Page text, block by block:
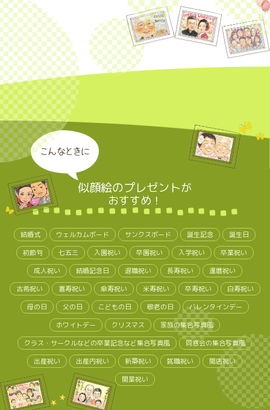
こんなときに
似顔絵のプレゼントが
おすすめ！
結婚式 ウェルカムボード サンクスボード 誕生記念
誕生日
初節句
七五三 入園祝い 卒園祝い 入学祝い
卒業祝い
成人祝い
結婚記念日 退職祝い 長寿祝い
還暦祝い
古希祝い
喜寿祝い 傘寿祝い 米寿祝い 卒寿祝い
白寿祝い
母の日
父の日 こどもの日 敬老の日
バレンタインデー
ホワイトデー
クリスマス
家族の集合写真風
クラス・サークルなどの卒業記念など集合写真風
同窓会の集合写真風
出産祝い
出産内祝い 新築祝い 就職祝い
開店祝い
開業祝い